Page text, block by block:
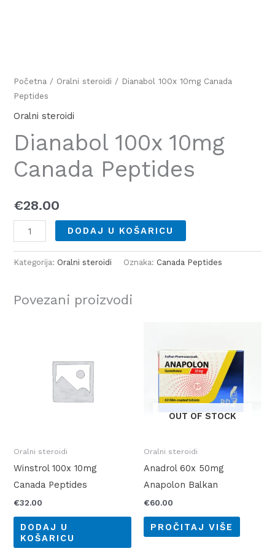
Početna / Oralni steroidi / Dianabol 100x 10mg Canada
Peptides
Oralni steroidi
Dianabol 100x 10mg
Canada Peptides
€28.00
DODAJ U KOŠARICU
Kategorija: Oralni steroidi Oznaka: Canada Peptides
Povezani proizvodi
Oralni steroidi
Winstrol 100x 10mg
Canada Peptides
€32.00
DODAJ U
KOŠARICU
OUT OF STOCK
Oralni steroidi
Anadrol 60x 50mg
Anapolon Balkan
€60.00
PROČITAJ VIŠE